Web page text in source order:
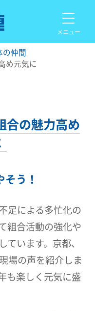
メニュー
の仲間
め元気に
合の魅力高め
う！
足による多忙化の
組合活動の強化や
います。京都、
場の声を紹介しま
も楽しく元気に盛